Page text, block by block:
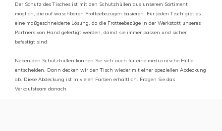
Der Schutz des Tisches ist mit den Schutzhüllen aus unserem Sortiment
möglich, die auf waschbaren Frotteebezügen basieren. Für jeden Tisch gibt es
eine maßgeschneiderte Lösung, da die Frotteebezüge in der Werkstatt unseres
Partners von Hand gefertigt werden, damit sie immer passen und sicher
befestigt sind.
Neben den Schutzhüllen können Sie sich auch für eine medizinische Hülle
entscheiden. Dann decken wir den Tisch wieder mit einer speziellen Abdeckung
ab. Diese Abdeckung ist in vielen Farben erhältlich. Fragen Sie das
Verkaufsteam danach.